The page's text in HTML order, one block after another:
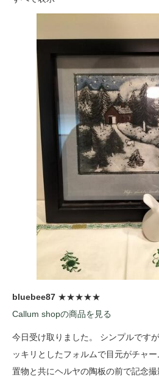
bluebee87 ★★★★★
Callum shopの商品を見る
今日受け取りました。 シンプルです
ッキリとしたフォルムで目元がチャ
置物と共にヘルヤの陶板の前で記念